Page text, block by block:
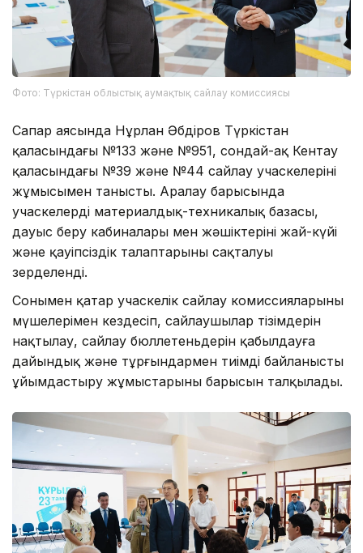
Фото: Түркістан облыстық аумақтық сайлау комиссиясы
Сапар аясында Нұрлан Әбдіров Түркістан
қаласындағы №133 және №951, сондай-ақ Кентау
қаласындағы №39 және №44 сайлау учаскелерінің
жұмысымен танысты. Аралау барысында
учаскелердің материалдық-техникалық базасы,
дауыс беру кабиналары мен жәшіктерінің жай-күйі
және қауіпсіздік талаптарының сақталуы
зерделенді.
Сонымен қатар учаскелік сайлау комиссияларының
мүшелерімен кездесіп, сайлаушылар тізімдерін
нақтылау, сайлау бюллетеньдерін қабылдауға
дайындық және тұрғындармен тиімді байланысты
ұйымдастыру жұмыстарының барысын талқылады.